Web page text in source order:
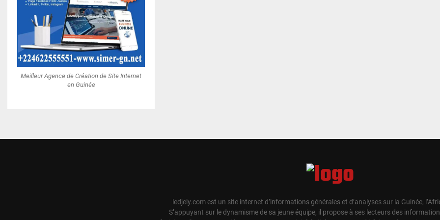
Meilleur Agence de Création de Site Internet
en Guinée
ledjely.com est un site internet d’informations générales et d’analyses sur la Guinée,
S’appuyant sur le dynamisme de sa jeune équipe, il propose à ses lecteurs des